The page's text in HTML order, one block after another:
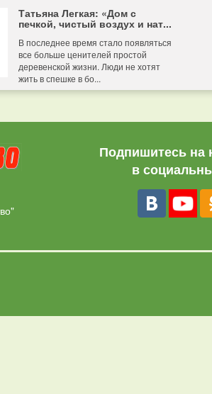
Татьяна Легкая: «Дом с
печкой, чистый воздух и нат...
В последнее время стало появляться
все больше ценителей простой
деревенской жизни. Люди не хотят
жить в спешке в бо...
Подпишитесь на
в